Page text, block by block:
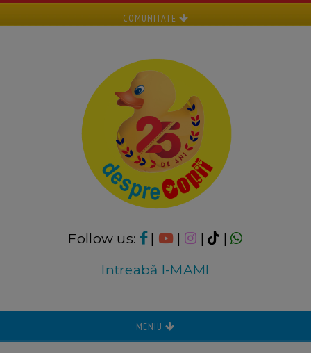
COMUNITATE
Follow us: | | |
|
Intreabă I-MAMI
MENIU